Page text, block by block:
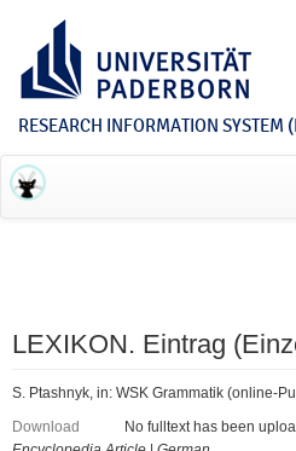
RESEARCH INFORMATION SYSTEM
LEXIKON. Eintrag
S. Ptashnyk, in: WSK Grammatik (online-
Download
No fulltext has been